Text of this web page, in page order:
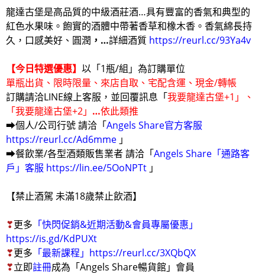
龍達古堡是高品質的中級酒莊酒…具有豐富的香氣和典型的
紅色水果味。飽實的酒體中帶著香草和橡木香。香氣綿長持
久，口感美好、圓潤 ， …詳細酒質 https://reurl.cc/93Ya4v
【今日特選優惠】 以「1瓶/組」為訂購單位
單瓶出貨、限時限量、來店自取、宅配含運、現金/轉帳
訂購請洽LINE線上客服，並回覆訊息「我要龍達古堡+1」、
「我要龍達古堡+2」 …依此類推
➡個人/公司行號 請洽「Angels Share官方客服
https://reurl.cc/Ad6mme 」
➡餐飲業/各型酒類販售業者 請洽「Angels Share「通路客
戶」客服 https://lin.ee/5OoNPTt 」
【禁止酒駕 未滿18歲禁止飲酒】
❣更多 「快閃促銷&近期活動&會員專屬優惠」
https://is.gd/KdPUXt
❣更多 「最新課程」 https://reurl.cc/3XQbQX
❣立即註冊成為「Angels Share暢貨館」會員